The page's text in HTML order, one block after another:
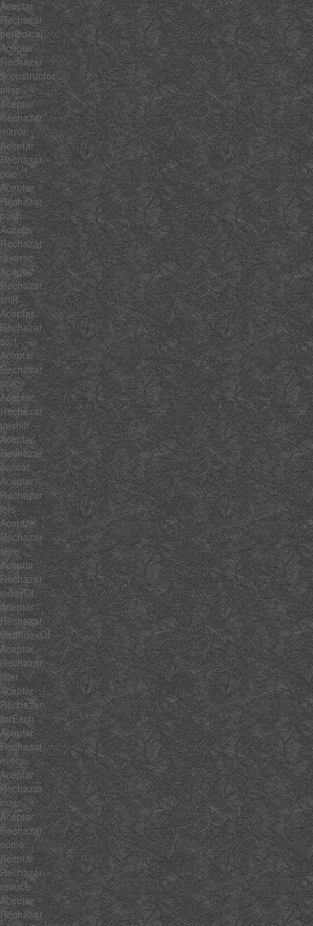
Aceptar
Rechazar
periodical
Aceptar
Rechazar
$constructor
alias
Aceptar
Rechazar
mirror
Aceptar
Rechazar
pop
Aceptar
Rechazar
push
Aceptar
Rechazar
reverse
Aceptar
Rechazar
shift
Aceptar
Rechazar
sort
Aceptar
Rechazar
splice
Aceptar
Rechazar
unshift
Aceptar
Rechazar
concat
Aceptar
Rechazar
join
Aceptar
Rechazar
slice
Aceptar
Rechazar
indexOf
Aceptar
Rechazar
lastIndexOf
Aceptar
Rechazar
filter
Aceptar
Rechazar
forEach
Aceptar
Rechazar
every
Aceptar
Rechazar
map
Aceptar
Rechazar
some
Aceptar
Rechazar
reduce
Aceptar
Rechazar